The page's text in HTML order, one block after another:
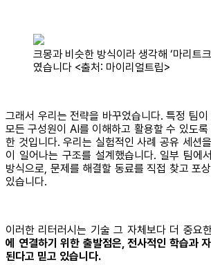
크몽과 비슷한 방식이라 생각해 ‘마리트
였습니다 <출처: 마이리얼트립>
그래서 우리는 전략을 바꾸었습니다. 특정 팀
모든 구성원이 AI를 이해하고 활용할 수 있도
한 것입니다. 우리는 실험적인 사례 공유 세션
이 일어나는 구조를 설계했습니다. 일부 팀에
방식으로, 문제를 해결할 동료를 직접 찾고 포
있습니다.
이러한 리터러시는 기술 그 자체보다 더 중요
에 연결하기 위한 출발점은, 전사적인 학습과
된다고 믿고 있습니다.